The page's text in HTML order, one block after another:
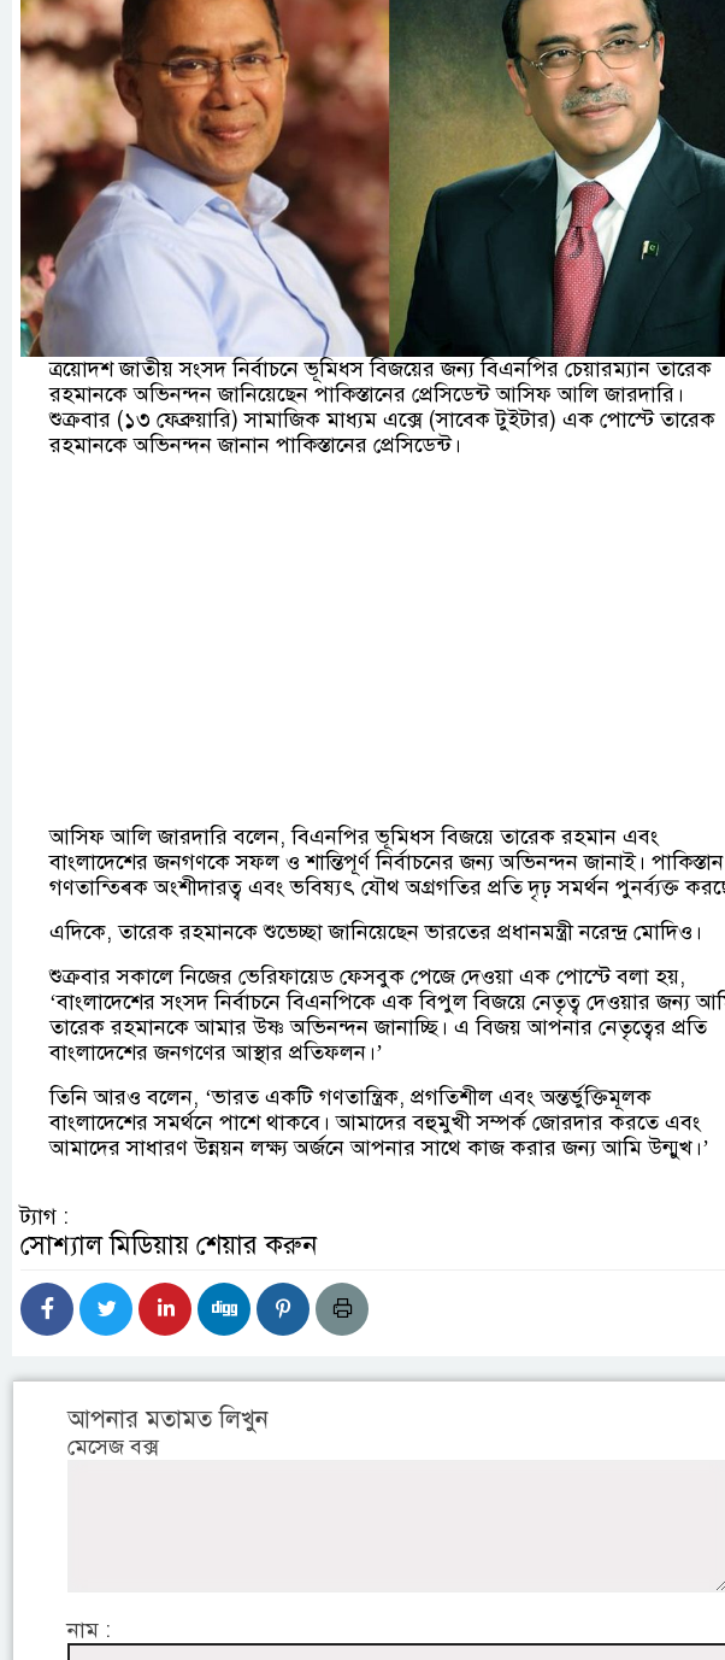
ত্রয়োদশ জাতীয় সংসদ নির্বাচনে ভূমিধস বিজয়ের জন্য বিএনপির চেয়ারম্যান তারেক
রহমানকে অভিনন্দন জানিয়েছেন পা‌কিস্তানের প্রেসিডেন্ট আসিফ আলি জারদারি।
শুক্রবার (১৩ ফেব্রুয়া‌রি) সামাজিক মাধ্যম এক্সে (সাবেক টুইটার) এক পোস্টে তারেক
রহমানকে অভিনন্দন জানান পা‌কিস্তানের প্রেসিডেন্ট।
আসিফ আলি জারদারি বলেন, বিএনপির ভূমিধস বিজয়ে তারেক রহমান এবং
বাংলাদেশের জনগণকে সফল ও শান্তিপূর্ণ নির্বাচনের জন্য অভিনন্দন জানাই। পাকিস্তান
গণতান্ত্ৰিক অংশীদারত্ব এবং ভবিষ্যৎ যৌথ অগ্রগতির প্রতি দৃঢ় সমর্থন পুনর্ব্যক্ত
এদিকে, তারেক রহমানকে শুভেচ্ছা জানিয়েছেন ভারতের প্রধানমন্ত্রী নরেন্দ্র মোদিও।
শুক্রবার সকালে নিজের ভেরিফায়েড ফেসবুক পেজে দেওয়া এক পোস্টে বলা হয়,
‘বাংলাদেশের সংসদ নির্বাচনে বিএনপিকে এক বিপুল বিজয়ে নেতৃত্ব দেওয়ার জন্য
তারেক রহমানকে আমার উষ্ণ অভিনন্দন জানাচ্ছি। এ বিজয় আপনার নেতৃত্বের প্রতি
বাংলাদেশের জনগণের আস্থার প্রতিফলন।’
তিনি আরও বলেন, ‘ভারত একটি গণতান্ত্রিক, প্রগতিশীল এবং অন্তর্ভুক্তিমূলক
বাংলাদেশের সমর্থনে পাশে থাকবে। আমাদের বহুমুখী সম্পর্ক জোরদার করতে এবং
আমাদের সাধারণ উন্নয়ন লক্ষ্য অর্জনে আপনার সাথে কাজ করার জন্য আমি উন্মুখ।’
ট্যাগ :
সোশ্যাল মিডিয়ায় শেয়ার করুন
আপনার মতামত লিখুন
মেসেজ বক্স
নাম :